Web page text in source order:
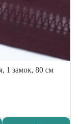
1 замок, 80 см